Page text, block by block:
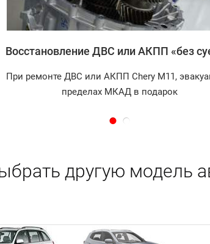
Восстановление ДВС или АКПП «без
При ремонте ДВС или АКПП Chery M11,
пределах МКАД в подарок
другую модель